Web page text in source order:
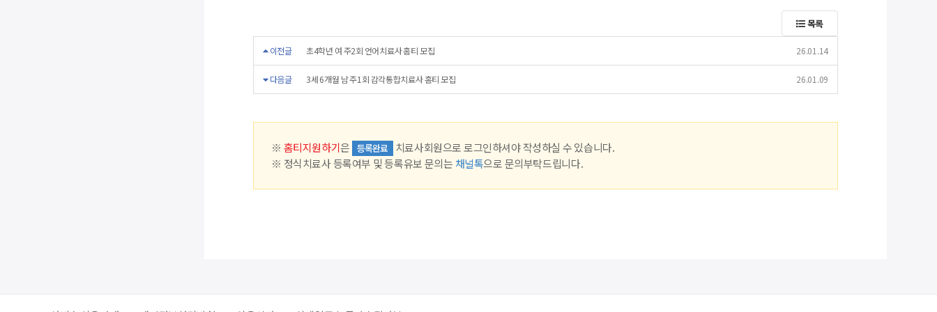
목록
이전글 초4학년 여 주2회 언어치료사 홈티 모집 26.01.14
다음글 3세 6개월 남 주1회 감각통합치료사 홈티 모집 26.01.09
※ 홈티지원하기은 등록완료
치료사회원으로 로그인하셔야 작성하실 수 있습니다.
※ 정식치료사 등록여부 및 등록유보 문의는 채널톡으로 문의부탁드립니다.